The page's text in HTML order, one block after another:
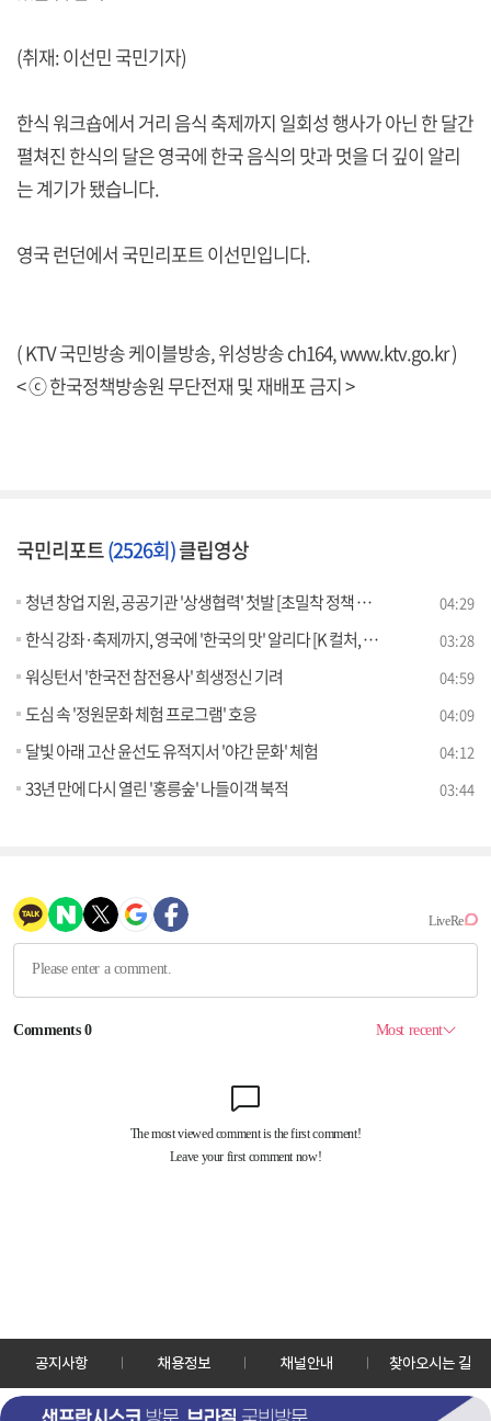
(취재: 이선민 국민기자)
한식 워크숍에서 거리 음식 축제까지 일회성 행사가 아닌 한 달간
펼쳐진 한식의 달은 영국에 한국 음식의 맛과 멋을 더 깊이 알리
는 계기가 됐습니다.
영국 런던에서 국민리포트 이선민입니다.
( KTV 국민방송 케이블방송, 위성방송 ch164,www.ktv.go.kr)
< ⓒ 한국정책방송원 무단전재 및 재배포 금지 >
국민리포트(2526회)클립영상
청년 창업 지원, 공공기관 '상생협력' 첫발 [초밀착 정책 라이프] 04:29
한식 강좌·축제까지, 영국에 '한국의 맛' 알리다 [K 컬처, 세계를 향해] 03:28
워싱턴서 '한국전 참전용사' 희생정신 기려 04:59
도심 속 '정원문화 체험 프로그램' 호응 04:09
달빛 아래 고산 윤선도 유적지서 '야간 문화' 체험 04:12
33년 만에 다시 열린 '홍릉숲' 나들이객 북적 03:44
공지사항 채용정보 채널안내 찾아오시는 길